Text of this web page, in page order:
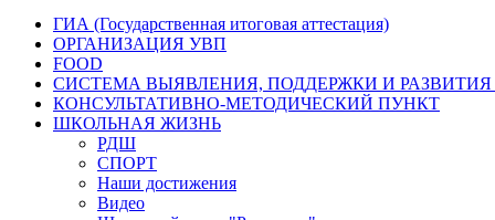
ГИА (Государственная итоговая аттестация)
ОРГАНИЗАЦИЯ УВП
FOOD
СИСТЕМА ВЫЯВЛЕНИЯ, ПОДДЕРЖКИ И
КОНСУЛЬТАТИВНО-МЕТОДИЧЕСКИЙ ПУНКТ
ШКОЛЬНАЯ ЖИЗНЬ
РДШ
СПОРТ
Наши достижения
Видео